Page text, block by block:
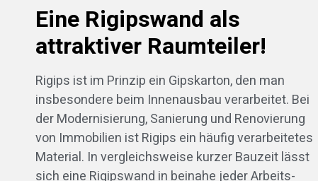
Eine Rigipswand als
attraktiver Raumteiler!
Rigips ist im Prinzip ein Gipskarton, den man
insbesondere beim Innenausbau verarbeitet. Bei
der Modernisierung, Sanierung und Renovierung
von Immobilien ist Rigips ein häufig verarbeitetes
Material. In vergleichsweise kurzer Bauzeit lässt
sich eine Rigipswand in beinahe jeder Arbeits-